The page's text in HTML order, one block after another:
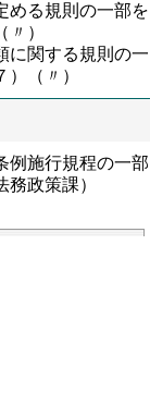
める規則の一部を
）
に関する規則の一
（〃）
例施行規程の一部
政策課）